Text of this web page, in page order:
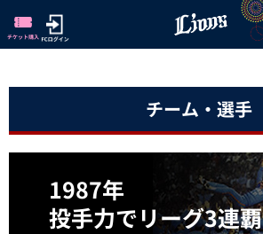
チーム・選手
1987年
投手力でリーグ3連覇